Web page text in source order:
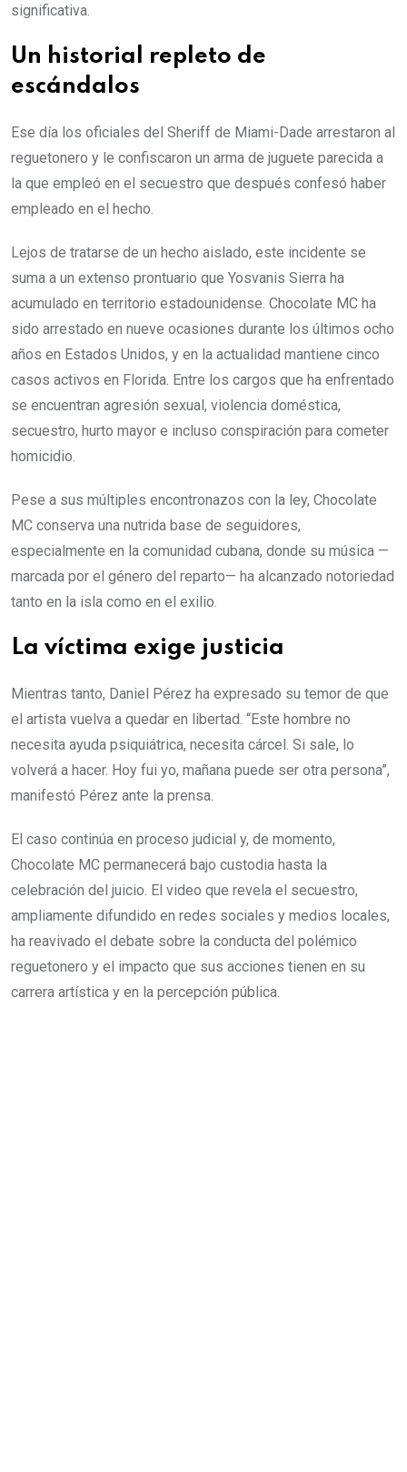
significativa.
Un historial repleto de
escándalos
Ese día los oficiales del Sheriff de Miami-Dade arrestaron al
reguetonero y le confiscaron un arma de juguete parecida a
la que empleó en el secuestro que después confesó haber
empleado en el hecho.
Lejos de tratarse de un hecho aislado, este incidente se
suma a un extenso prontuario que Yosvanis Sierra ha
acumulado en territorio estadounidense. Chocolate MC ha
sido arrestado en nueve ocasiones durante los últimos ocho
años en Estados Unidos, y en la actualidad mantiene cinco
casos activos en Florida. Entre los cargos que ha enfrentado
se encuentran agresión sexual, violencia doméstica,
secuestro, hurto mayor e incluso conspiración para cometer
homicidio.
Pese a sus múltiples encontronazos con la ley, Chocolate
MC conserva una nutrida base de seguidores,
especialmente en la comunidad cubana, donde su música —
marcada por el género del reparto— ha alcanzado notoriedad
tanto en la isla como en el exilio.
La víctima exige justicia
Mientras tanto, Daniel Pérez ha expresado su temor de que
el artista vuelva a quedar en libertad. “Este hombre no
necesita ayuda psiquiátrica, necesita cárcel. Si sale, lo
volverá a hacer. Hoy fui yo, mañana puede ser otra persona”,
manifestó Pérez ante la prensa.
El caso continúa en proceso judicial y, de momento,
Chocolate MC permanecerá bajo custodia hasta la
celebración del juicio. El video que revela el secuestro,
ampliamente difundido en redes sociales y medios locales,
ha reavivado el debate sobre la conducta del polémico
reguetonero y el impacto que sus acciones tienen en su
carrera artística y en la percepción pública.